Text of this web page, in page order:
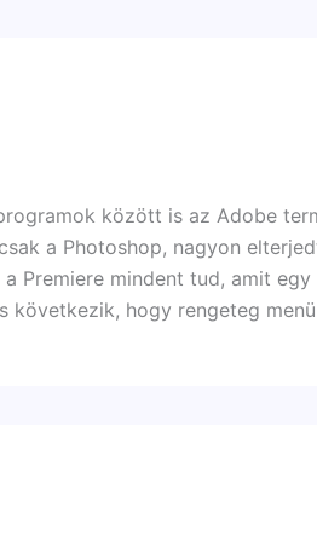
között is az Adobe
a Photoshop, nagyon
Premiere mindent tud, amit egy
hogy rengeteg